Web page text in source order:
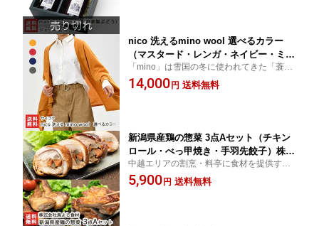
nico 洗えるmino wool 選べるカラー
（マスタード・レンガ・ネイビー・ミド
ルグレー） サイフク 五泉ニット レディ
ース カーディガン 羽織 ニット ポンチ
「mino」は雪国の冬に使われてきた「蓑」
から着想し、新潟で生まれたポンチョ。羽
織りやすく、様々なシーンで活躍してくれ
14,000 円 送料無料
新潟県産鶏の惣菜 3点Aセット（チキン
ロール・べっ甲焼き・手羽先餃子）株式
会社鳥よし食材【新潟県産鶏使用/お惣
菜/瞬間冷凍/惣菜詰め合わせ/湯煎・自然
中越エリアの割烹・料亭に食材を提供する
株式会社鳥よし食材が手掛ける新潟県産鶏
のお惣菜です。
5,900 円 送料無料